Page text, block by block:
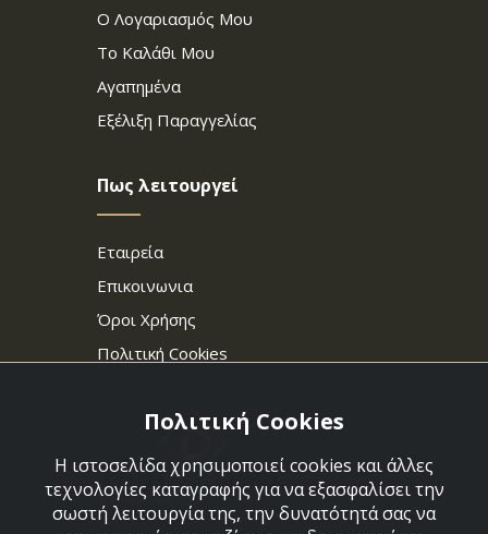
Ο Λογαριασμός Μου
Το Καλάθι Μου
Αγαπημένα
Εξέλιξη Παραγγελίας
Πως λειτουργεί
Εταιρεία
Επικοινωνια
Όροι Χρήσης
Πολιτική Cookies
Πολιτική Cookies
Η ιστοσελίδα χρησιμοποιεί cookies και άλλες
τεχνολογίες καταγραφής για να εξασφαλίσει την
σωστή λειτουργία της, την δυνατότητά σας να